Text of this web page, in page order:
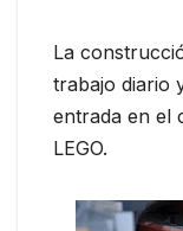
La
trabajo diario
entrada en el
LEGO.